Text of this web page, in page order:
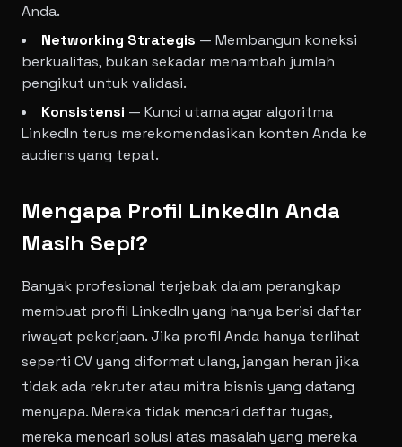
Anda.
Networking Strategis — Membangun koneksi
berkualitas, bukan sekadar menambah jumlah
pengikut untuk validasi.
Konsistensi — Kunci utama agar algoritma
LinkedIn terus merekomendasikan konten Anda ke
audiens yang tepat.
Mengapa Profil LinkedIn Anda
Masih Sepi?
Banyak profesional terjebak dalam perangkap
membuat profil LinkedIn yang hanya berisi daftar
riwayat pekerjaan. Jika profil Anda hanya terlihat
seperti CV yang diformat ulang, jangan heran jika
tidak ada rekruter atau mitra bisnis yang datang
menyapa. Mereka tidak mencari daftar tugas,
mereka mencari solusi atas masalah yang mereka